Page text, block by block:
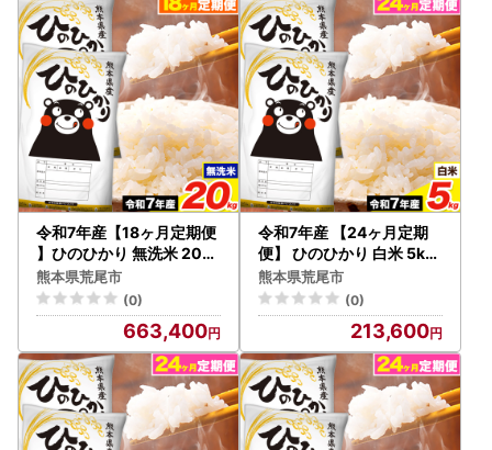
令和7年産【18ヶ月定期便
】ひのひかり 無洗米 20kg
《お申込み翌月から出荷》
熊本県荒尾市
(0)
663,400
令和7年産 【24ヶ月定期
便】 ひのひかり 白米 5kg
《お申込み翌月から出荷》
熊本県荒尾市
(0)
213,600